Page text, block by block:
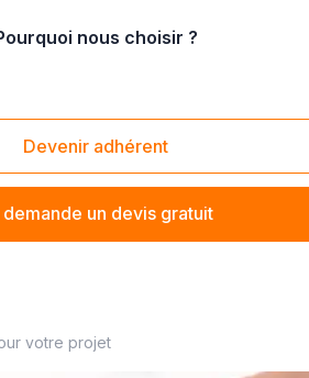
nous choisir ?
Devenir adhérent
demande un devis gratuit
votre projet